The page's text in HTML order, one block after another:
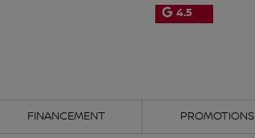
4.5
FINANCEMENT PROMOTIONS